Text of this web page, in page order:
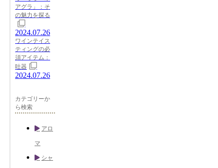
アグラ」：そ
の魅力を探る
2024.07.26
ワインテイス
ティングの必
須アイテム：
吐器
2024.07.26
カテゴリーか
ら検索
アロ
マ
シャ